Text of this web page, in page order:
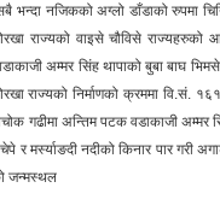
भन्दा नजिकको अग्लो डाँडाको रुपमा
राज्यको वाइसे चौविसे
अम्मर सिंह थापाको बुबा बाघ
राज्यको निर्माणको क्रममा वि.सं.
गढीमा अन्तिम पटक वडाकाजी अम्मर
र मर्स्याङदी नदीको किनार पार गरी
जन्मस्थल